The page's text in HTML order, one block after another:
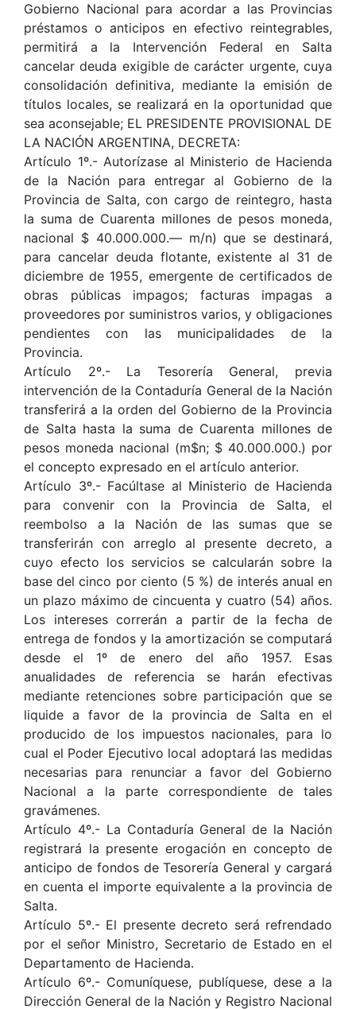
Gobierno Nacional para acordar a las Provincias
préstamos o anticipos en efectivo reintegrables,
permitirá a la Intervención Federal en Salta
cancelar deuda exigible de carácter urgente, cuya
consolidación definitiva, mediante la emisión de
títulos locales, se realizará en la oportunidad que
sea aconsejable; EL PRESIDENTE PROVISIONAL DE
LA NACIÓN ARGENTINA, DECRETA:
Artículo 1º.- Autorízase al Ministerio de Hacienda
de la Nación para entregar al Gobierno de la
Provincia de Salta, con cargo de reintegro, hasta
la suma de Cuarenta millones de pesos moneda,
nacional $ 40.000.000.— m/n) que se destinará,
para cancelar deuda flotante, existente al 31 de
diciembre de 1955, emergente de certificados de
obras públicas impagos; facturas impagas a
proveedores por suministros varios, y obligaciones
pendientes con las municipalidades de la
Provincia.
Artículo 2º.- La Tesorería General, previa
intervención de la Contaduría General de la Nación
transferirá a la orden del Gobierno de la Provincia
de Salta hasta la suma de Cuarenta millones de
pesos moneda nacional (m$n; $ 40.000.000.) por
el concepto expresado en el artículo anterior.
Artículo 3º.- Facúltase al Ministerio de Hacienda
para convenir con la Provincia de Salta, el
reembolso a la Nación de las sumas que se
transferirán con arreglo al presente decreto, a
cuyo efecto los servicios se calcularán sobre la
base del cinco por ciento (5 %) de interés anual en
un plazo máximo de cincuenta y cuatro (54) años.
Los intereses correrán a partir de la fecha de
entrega de fondos y la amortización se computará
desde el 1º de enero del año 1957. Esas
anualidades de referencia se harán efectivas
mediante retenciones sobre participación que se
liquide a favor de la provincia de Salta en el
producido de los impuestos nacionales, para lo
cual el Poder Ejecutivo local adoptará las medidas
necesarias para renunciar a favor del Gobierno
Nacional a la parte correspondiente de tales
gravámenes.
Artículo 4º.- La Contaduría General de la Nación
registrará la presente erogación en concepto de
anticipo de fondos de Tesorería General y cargará
en cuenta el importe equivalente a la provincia de
Salta.
Artículo 5º.- El presente decreto será refrendado
por el señor Ministro, Secretario de Estado en el
Departamento de Hacienda.
Artículo 6º.- Comuníquese, publíquese, dese a la
Dirección General de la Nación y Registro Nacional